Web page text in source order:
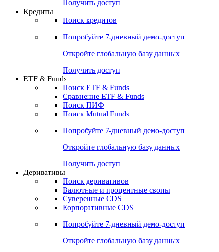
Получить доступ
Кредиты
Поиск кредитов
Попробуйте 7-дневный демо-доступ
Откройте глобальную базу данных
Получить доступ
ETF & Funds
Поиск ETF & Funds
Сравнение ETF & Funds
Поиск ПИФ
Поиск Mutual Funds
Попробуйте 7-дневный демо-доступ
Откройте глобальную базу данных
Получить доступ
Деривативы
Поиск деривативов
Валютные и процентные свопы
Суверенные CDS
Корпоративные CDS
Попробуйте 7-дневный демо-доступ
Откройте глобальную базу данных